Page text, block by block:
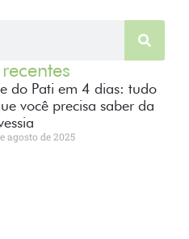
do Pati em 4 dias: tudo
você precisa saber da
agosto de 2025